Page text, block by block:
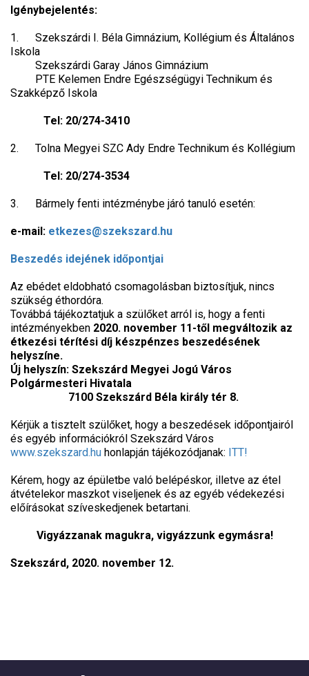
Igénybejelentés:
1. Szekszárdi I. Béla Gimnázium, Kollégium és Általános
Iskola
Szekszárdi Garay János Gimnázium
PTE Kelemen Endre Egészségügyi Technikum és
Szakképző Iskola
Tel: 20/274-3410
2. Tolna Megyei SZC Ady Endre Technikum és Kollégium
Tel: 20/274-3534
3. Bármely fenti intézménybe járó tanuló esetén:
e-mail: etkezes@szekszard.hu
Beszedés idejének időpontjai
Az ebédet eldobható csomagolásban biztosítjuk, nincs
szükség éthordóra.
Továbbá tájékoztatjuk a szülőket arról is, hogy a fenti
intézményekben 2020. november 11-től megváltozik az
étkezési térítési díj készpénzes beszedésének
helyszíne.
Új helyszín: Szekszárd Megyei Jogú Város
Polgármesteri Hivatala
7100 Szekszárd Béla király tér 8.
Kérjük a tisztelt szülőket, hogy a beszedések időpontjairól
és egyéb információkról Szekszárd Város
www.szekszard.hu honlapján tájékozódjanak: ITT!
Kérem, hogy az épületbe való belépéskor, illetve az étel
átvételekor maszkot viseljenek és az egyéb védekezési
előírásokat szíveskedjenek betartani.
Vigyázzanak magukra, vigyázzunk egymásra!
Szekszárd, 2020. november 12.